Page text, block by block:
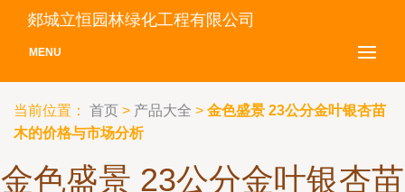
郯城立恒园林绿化工程有限公司
MENU
当前位置： 首页 > 产品大全 > 金色盛景 23公分金叶银杏苗
木的价格与市场分析
金色盛景 23公分金叶银杏苗